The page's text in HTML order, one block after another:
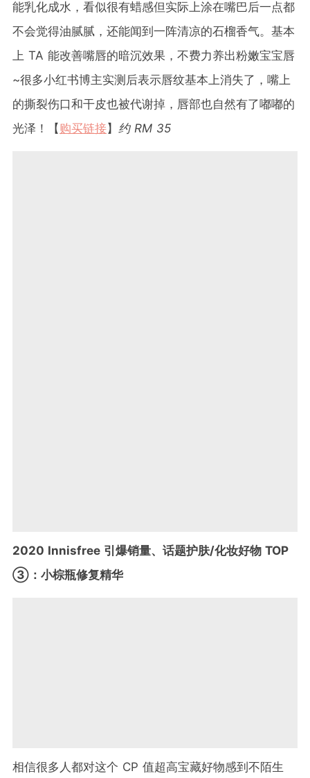
能乳化成水，看似很有蜡感但实际上涂在嘴巴后一点都
不会觉得油腻腻，还能闻到一阵清凉的石榴香气。基本
上 TA 能改善嘴唇的暗沉效果，不费力养出粉嫩宝宝唇
~很多小红书博主实测后表示唇纹基本上消失了，嘴上
的撕裂伤口和干皮也被代谢掉，唇部也自然有了嘟嘟的
光泽！【 购买链接】 约 RM 35
2020 Innisfree 引爆销量、话题护肤/化妆好物 TOP
③：小棕瓶修复精华
相信很多人都对这个 CP 值超高宝藏好物感到不陌生